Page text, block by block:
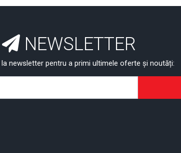
NEWSLETTER
newsletter pentru a primi ultimele oferte și noutăți: